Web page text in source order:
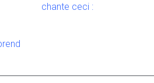
chante ceci :